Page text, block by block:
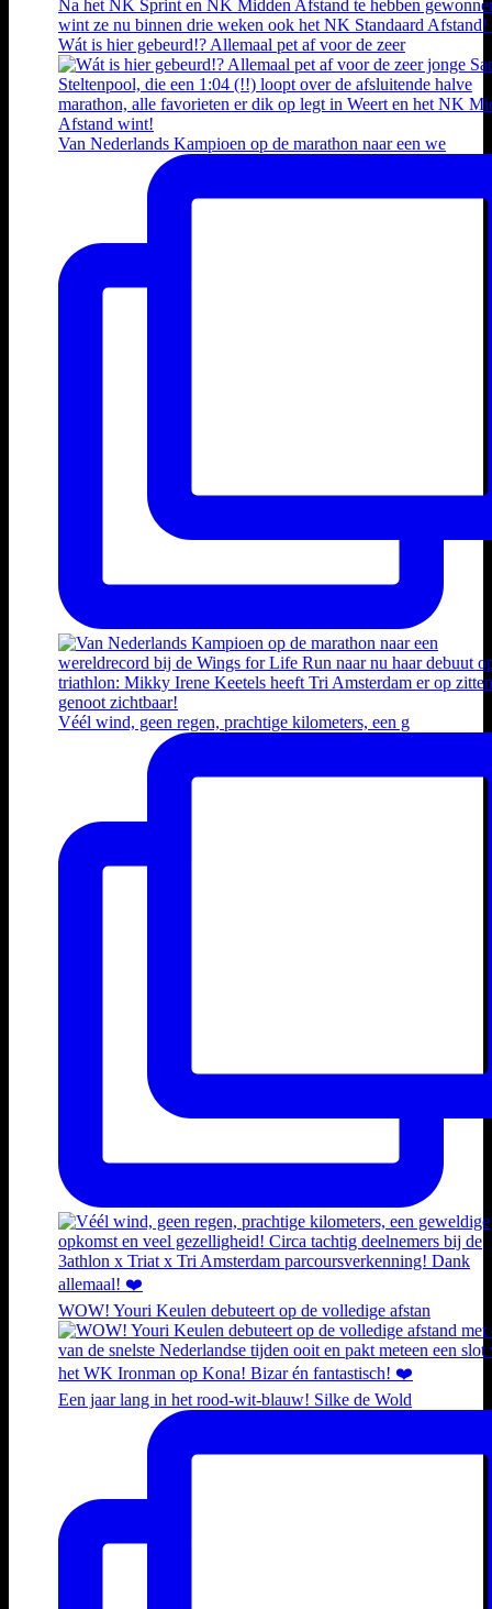
Wát is hier gebeurd!? Allemaal pet af voor de zeer
Van Nederlands Kampioen op de marathon naar een we
Véél wind, geen regen, prachtige kilometers, een g
WOW! Youri Keulen debuteert op de volledige afstan
Een jaar lang in het rood-wit-blauw! Silke de Wold